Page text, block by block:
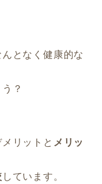
となく健康的な
？
リットと メリッ
しています。